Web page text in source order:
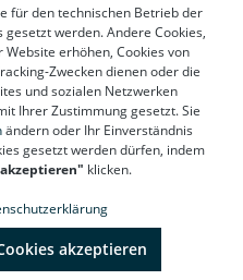
der richtigen Wahl des
zu Ihrem spezifischen
Bei Fragen helfen unsere
Sie bei der Auswahl des
die Möglichkeit, die optimale
indem Sie auf Qualität
setzen. Besuchen
Sie sich selbst von
für den technischen Betrieb der
werden. Andere Cookies,
erhöhen, Cookies von
Zwecken dienen oder die
und sozialen Netzwerken
Ihrer Zustimmung gesetzt. Sie
ändern oder Ihr Einverständnis
gesetzt werden dürfen, indem
klicken.
akzeptieren
shopvote.de ⓘ